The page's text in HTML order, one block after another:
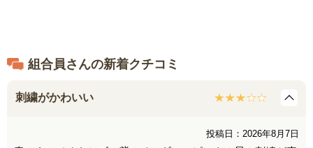
組合員さんの新着クチコミ
刺繍がかわいい
投稿日：2026年8月7日